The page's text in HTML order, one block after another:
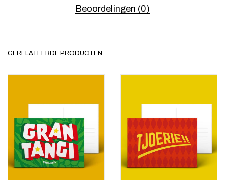
Beoordelingen (0)
GERELATEERDE PRODUCTEN